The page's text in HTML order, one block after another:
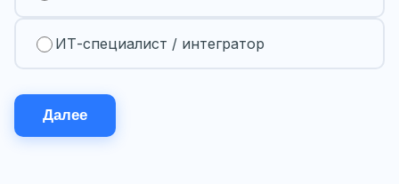
ИТ-специалист / интегратор
Далее